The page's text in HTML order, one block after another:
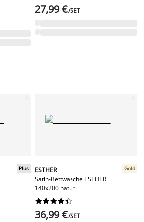
27,99 €/SET
Plus
ESTHER
Satin-Bettwäsche ESTHER
140x200 natur
Gold






36,99 €/SET